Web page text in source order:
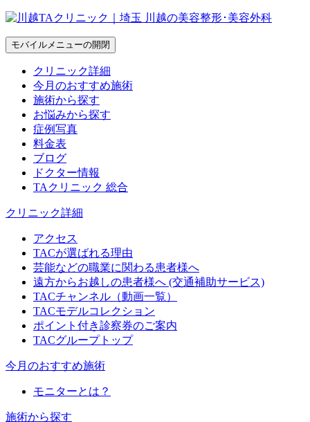
モバイルメニューの開閉
クリニック詳細
今月のおすすめ施術
施術から探す
お悩みから探す
症例写真
料金表
ブログ
ドクター情報
TAクリニック 総合
クリニック詳細
アクセス
TACが選ばれる理由
芸能などの職業に関わる患者様へ
遠方からお越しの患者様へ (交通補助サービス)
TACチャンネル（動画一覧）
TACモデルコレクション
ポイント付き診察券のご案内
TACグループトップ
今月のおすすめ施術
モニターとは？
施術から探す